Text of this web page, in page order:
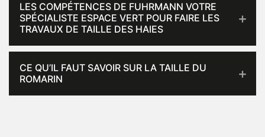
LES COMPÉTENCES DE FUHRMANN VOTRE
SPÉCIALISTE ESPACE VERT POUR FAIRE LES
TRAVAUX DE TAILLE DES HAIES
CE QU’IL FAUT SAVOIR SUR LA TAILLE DU
ROMARIN